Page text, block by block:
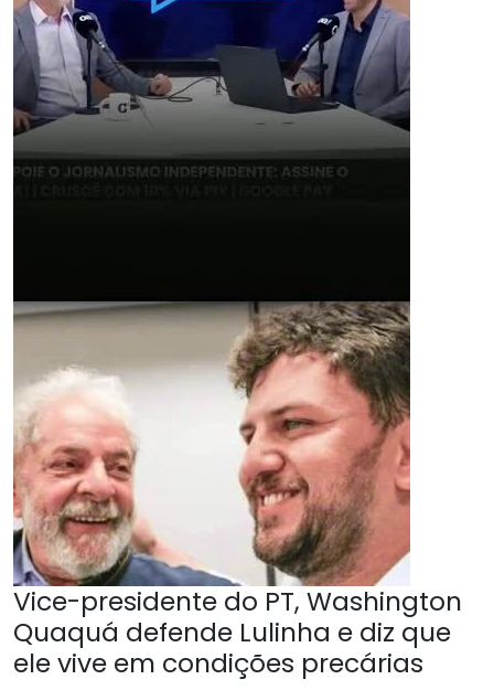
Vice-presidente do PT, Washington
Quaquá defende Lulinha e diz que
ele vive em condições precárias